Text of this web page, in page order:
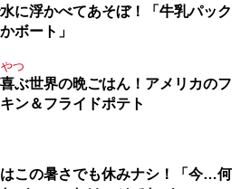
に浮かべてあそぼ！「牛乳パック
ボート」
つ
ぶ世界の晩ごはん！アメリカのフ
ン＆フライドポテト
この暑さでも休みナシ！「今…何